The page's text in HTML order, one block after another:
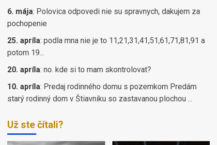
6. mája: Polovica odpovedi nie su spravnych, dakujem za
pochopenie
25. apríla: podla mna nie je to 11,21,31,41,51,61,71,81,91 a
potom 19...
20. apríla: no. kde si to mam skontrolovat?
10. apríla: Predaj rodinného domu s pozemkom Predám
starý rodinný dom v Štiavniku so zastavanou plochou ...
Už ste čítali?